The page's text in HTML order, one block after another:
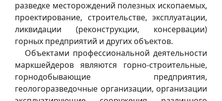
разведке месторождений полезных ископаемых,
проектирование, строительстве, эксплуатации,
ликвидации (реконструкции, консервации)
горных предприятий и других объектов.
Объектами профессиональной деятельности
маркшейдеров являются горно-строительные,
горнодобывающие предприятия,
геологоразведочные организации, организации